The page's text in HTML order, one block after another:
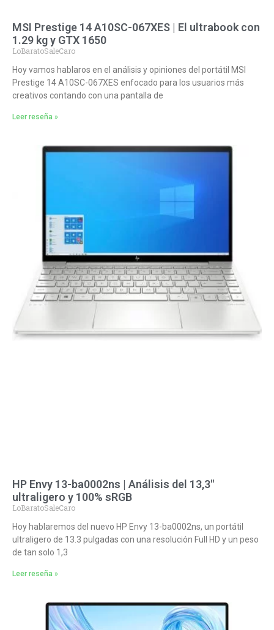
MSI Prestige 14 A10SC-067XES | El ultrabook con
1.29 kg y GTX 1650
LoBaratoSaleCaro
Hoy vamos hablaros en el análisis y opiniones del portátil MSI
Prestige 14 A10SC-067XES enfocado para los usuarios más
creativos contando con una pantalla de
Leer reseña »
HP Envy 13-ba0002ns | Análisis del 13,3″
ultraligero y 100% sRGB
LoBaratoSaleCaro
Hoy hablaremos del nuevo HP Envy 13-ba0002ns, un portátil
ultraligero de 13.3 pulgadas con una resolución Full HD y un peso
de tan solo 1,3
Leer reseña »